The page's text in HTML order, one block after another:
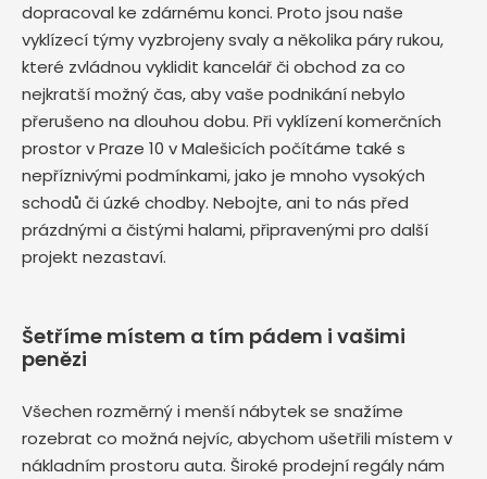
dopracoval ke zdárnému konci. Proto jsou naše
vyklízecí týmy vyzbrojeny svaly a několika páry rukou,
které zvládnou vyklidit kancelář či obchod za co
nejkratší možný čas, aby vaše podnikání nebylo
přerušeno na dlouhou dobu. Při vyklízení komerčních
prostor v Praze 10 v Malešicích počítáme také s
nepříznivými podmínkami, jako je mnoho vysokých
schodů či úzké chodby. Nebojte, ani to nás před
prázdnými a čistými halami, připravenými pro další
projekt nezastaví.
Šetříme místem a tím pádem i vašimi
penězi
Všechen rozměrný i menší nábytek se snažíme
rozebrat co možná nejvíc, abychom ušetřili místem v
nákladním prostoru auta. Široké prodejní regály nám